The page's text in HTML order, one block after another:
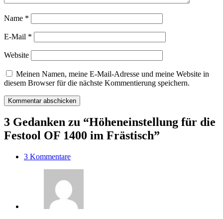
Name *
E-Mail *
Website
Meinen Namen, meine E-Mail-Adresse und meine Website in
diesem Browser für die nächste Kommentierung speichern.
3 Gedanken zu “Höheneinstellung für die
Festool OF 1400 im Frästisch”
3 Kommentare